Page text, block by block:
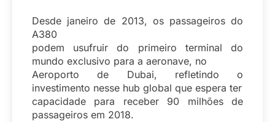
Desde janeiro de 2013, os passageiros do
A380
podem usufruir do primeiro terminal do
mundo exclusivo para a aeronave, no
Aeroporto de Dubai, refletindo o
investimento nesse hub global que espera ter
capacidade para receber 90 milhões de
passageiros em 2018.